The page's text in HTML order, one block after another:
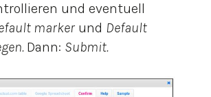
und eventuell
marker und Default
Dann: Submit.